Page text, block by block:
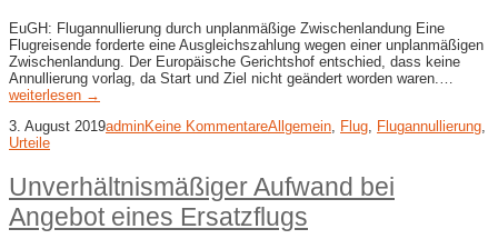
EuGH: Flugannullierung durch unplanmäßige Zwischenlandung Eine
Flugreisende forderte eine Ausgleichszahlung wegen einer unplanmäßigen
Zwischenlandung. Der Europäische Gerichtshof entschied, dass keine
Annullierung vorlag, da Start und Ziel nicht geändert worden waren.…
weiterlesen →
3. August 2019adminKeine KommentareAllgemein, Flug, Flugannullierung,
Urteile
Unverhältnismäßiger Aufwand bei
Angebot eines Ersatzflugs